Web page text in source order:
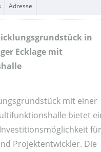
Adresse
in
Ecklage mit
mit einer
bietet
für
Projektentwickler. Die